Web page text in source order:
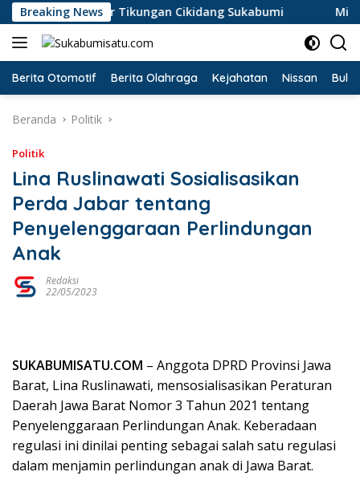
Langsung
ke
konten
Breaking News
di Jalur Tikungan Cikidang Sukabumi Misteri
Berita Otomotif Berita Olahraga Kejahatan Nissan
Beranda Politik
Politik
Lina Ruslinawati Sosialisasikan
Perda Jabar tentang
Penyelenggaraan Perlindungan
Anak
Redaksi
22/05/2023
SUKABUMISATU.COM – Anggota DPRD Provinsi Jawa
Barat, Lina Ruslinawati, mensosialisasikan Peraturan
Daerah Jawa Barat Nomor 3 Tahun 2021 tentang
Penyelenggaraan Perlindungan Anak. Keberadaan
regulasi ini dinilai penting sebagai salah satu regulasi
dalam menjamin perlindungan anak di Jawa Barat.